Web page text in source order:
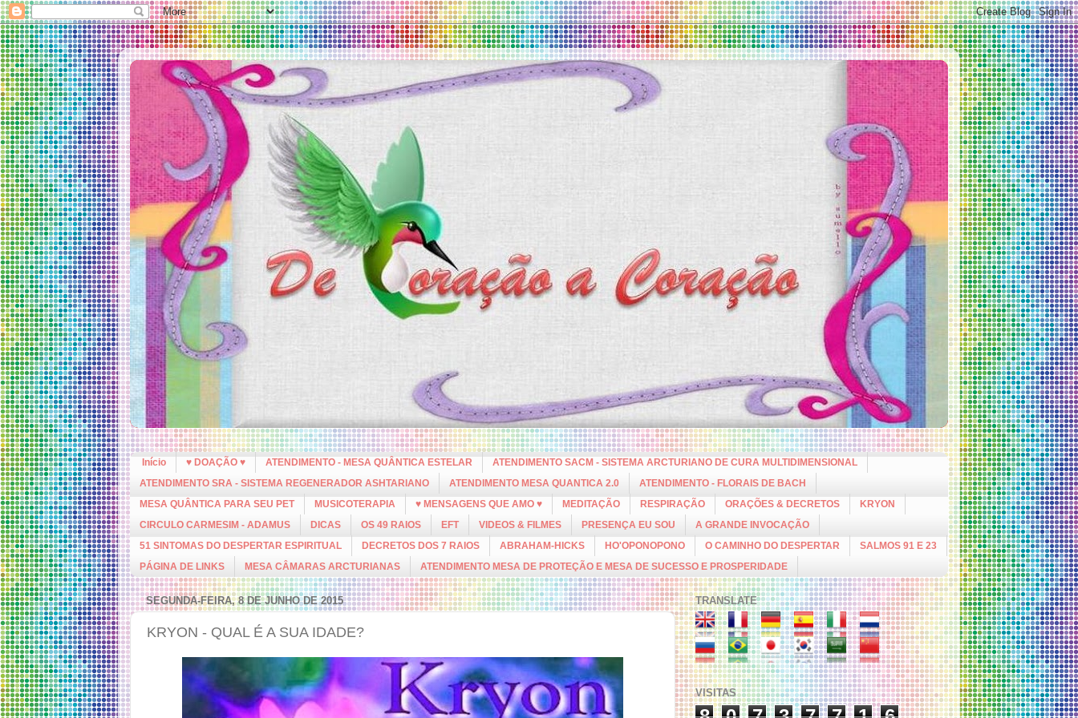
Início ♥ DOAÇÃO ♥ ATENDIMENTO - MESA QUÂNTICA ESTELAR
ATENDIMENTO SACM - SISTEMA ARCTURIANO DE CURA MULTIDIMENSIONAL
ATENDIMENTO SRA - SISTEMA REGENERADOR ASHTARIANO
ATENDIMENTO MESA QUANTICA 2.0
ATENDIMENTO - FLORAIS DE BACH
MESA QUÂNTICA PARA SEU PET
MUSICOTERAPIA ♥ MENSAGENS QUE AMO ♥ MEDITAÇÃO RESPIRAÇÃO ORAÇÕES & DECRETOS
KRYON
CIRCULO CARMESIM - ADAMUS
DICAS OS 49 RAIOS EFT VIDEOS & FILMES PRESENÇA EU SOU
A GRANDE INVOCAÇÃO
51 SINTOMAS DO DESPERTAR ESPIRITUAL
DECRETOS DOS 7 RAIOS ABRAHAM-HICKS HO'OPONOPONO O CAMINHO DO DESPERTAR
SALMOS 91 E 23
PÁGINA DE LINKS
MESA CÂMARAS ARCTURIANAS ATENDIMENTO MESA DE PROTEÇÃO E MESA DE SUCESSO E PROSPERIDADE
SEGUNDA-FEIRA, 8 DE JUNHO DE 2015
KRYON - QUAL É A SUA IDADE?
TRANSLATE
VISITAS